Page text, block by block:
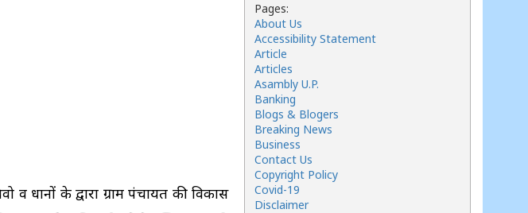
प्रधानों के द्वारा ग्राम पंचायत की विकास
Pages:
About Us
Accessibility Statement
Article
Articles
Asambly U.P.
Banking
Blogs & Blogers
Breaking News
Business
Contact Us
Copyright Policy
Covid-19
Disclaimer